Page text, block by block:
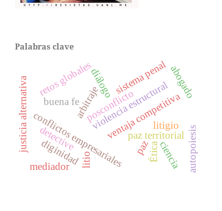
Palabras clave
arbitraje
conflictos empresarialesventaja competitiva
violencia estructural
paz territorial
posconflicto
Ética
diálogo
justicia alternativa sistema penal
litio
retos globales
autopoiesis
detective
buena fe
paz
diginidad
mediador
abogado
litigio
ciencia